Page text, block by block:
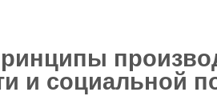
и социальной